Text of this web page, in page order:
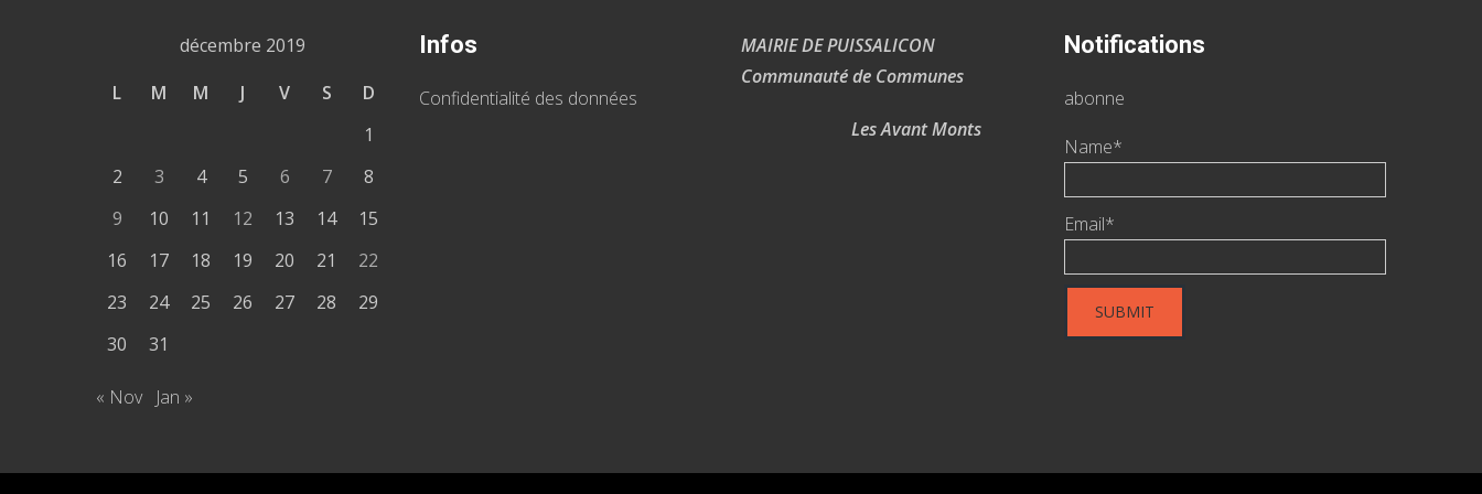
décembre 2019
L
M M J V S
D
1
2
3 4 5 6 7
8
9
10 11 12 13 14
15
16
17 18 19 20 21
22
23
24 25 26 27 28
29
30
31
« Nov Jan »
Infos
Confidentialité des données
MAIRIE DE PUISSALICON
Communauté de Communes
Les Avant Monts
Notifications
abonne
Name*
Email*